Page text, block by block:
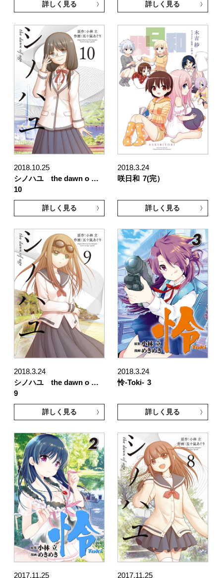
詳しく見る 詳しく見る
2018.10.25
シノハユ the dawn o …
10
詳しく見る
2018.3.24
咲日和 7(完）
詳しく見る
2018.3.24
シノハユ the dawn o …
9
詳しく見る
2018.3.24
怜-Toki- 3
詳しく見る
2017.11.25 2017.11.25